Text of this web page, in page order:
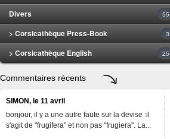
Divers 55
> Corsicathèque Press-Book 3
> Corsicathèque English 25
Commentaires récents
SIMON, le 11 avril
bonjour, il y a une autre faute sur la devise :il
s'agit de "frugifera" et non pas "frugiera". La...